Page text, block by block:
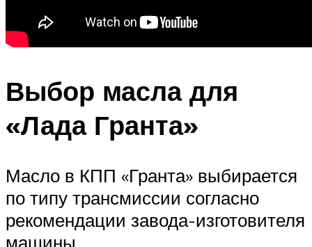
Выбор масла для
«Лада Гранта»
Масло в КПП «Гранта» выбирается
по типу трансмиссии согласно
рекомендации завода-изготовителя
машины